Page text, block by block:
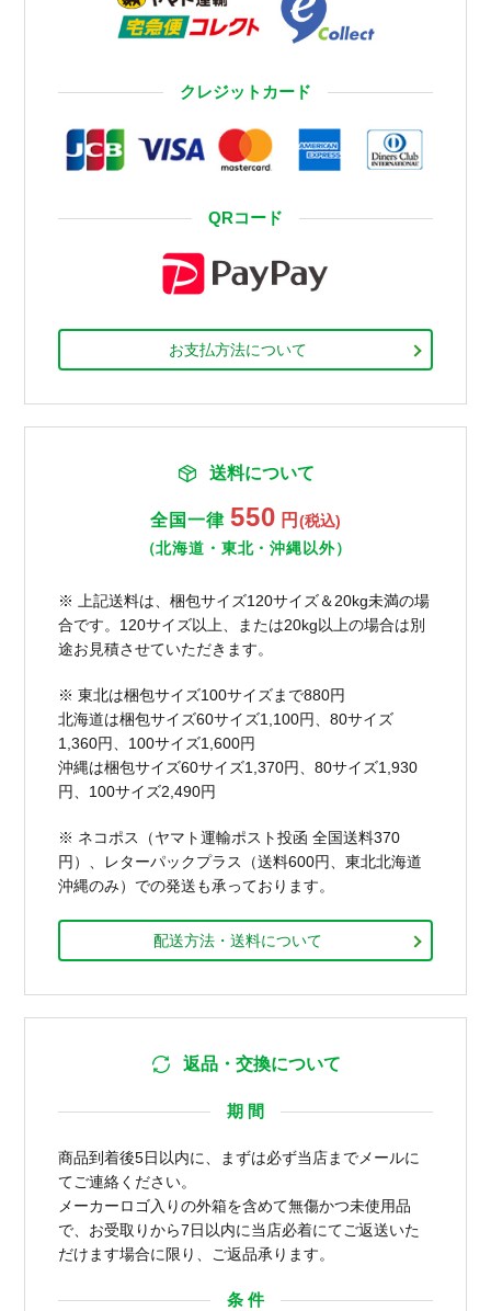
クレジットカード
QRコード
お支払方法について
送料について
全国一律 550 円 (税込)
（北海道・東北・沖縄以外）
※ 上記送料は、梱包サイズ120サイズ＆20kg未満の場
合です。120サイズ以上、または20kg以上の場合は別
途お見積させていただきます。
※ 東北は梱包サイズ100サイズまで880円
北海道は梱包サイズ60サイズ1,100円、80サイズ
1,360円、100サイズ1,600円
沖縄は梱包サイズ60サイズ1,370円、80サイズ1,930
円、100サイズ2,490円
※ ネコポス（ヤマト運輸ポスト投函 全国送料370
円）、レターパックプラス（送料600円、東北北海道
沖縄のみ）での発送も承っております。
配送方法・送料について
返品・交換について
期 間
商品到着後5日以内に、まずは必ず当店までメールに
てご連絡ください。
メーカーロゴ入りの外箱を含めて無傷かつ未使用品
で、お受取りから7日以内に当店必着にてご返送いた
だけます場合に限り、ご返品承ります。
条 件